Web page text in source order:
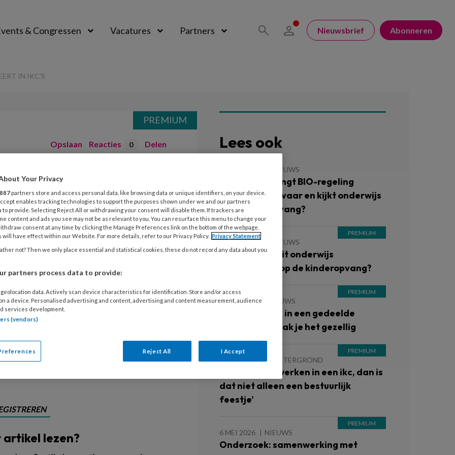
& Congressen Vacatures Partners Nieuwsbrief Abonneren
IN IKC'S
Opslaan Reacties 0 Delen
voor Kinderen zet sterk in
organisatie - sterk in
een IKC de mogelijkheid om deze
uit te breiden naar kinderen tot
efficiënter in te richten,
samenwerking binnen de
beschrijft in dit artikel hoe
lezen?
PREMIUM
Lees ook
NIEUWS
KOTcast – Brengt BIO-regeling
kinderen in gevaar en kijkt onderwijs
neer op de opvang?
23 JUNI 2026 NIEUWS
Wordt er vanuit onderwijs
neergekeken op de kinderopvang?
8 JUNI 2026 NIEUWS
Kinderopvang in een gedeelde
ruimte? Zo maak je het gezellig
5 JUNI 2026 ACHTERGROND
‘Wil je samenwerken in een ikc, dan is
dat niet alleen een bestuurlijk
feestje’
6 MEI 2026 NIEUWS
Onderzoek: samenwerking met
Your Privacy
887 partners store and access personal data, like browsing data or unique identifiers, on your device.
enables tracking technologies to support the purposes shown under we and our partners
to provide. Selecting Reject All or withdrawing your consent will disable them. If trackers are
content and ads you see may not be as relevant to you. You can resurface this menu to change your
consent at any time by clicking the Manage Preferences link on the bottom of the webpage.
will have effect within our Website. For more details, refer to our Privacy Policy. Privacy Statement
not? Then we only place essential and statistical cookies, these do not record any data about you
partners process data to provide:
data. Actively scan device characteristics for identification. Store and/or access
a device. Personalised advertising and content, advertising and content measurement, audience
services development.
(vendors)
Reject All I Accept